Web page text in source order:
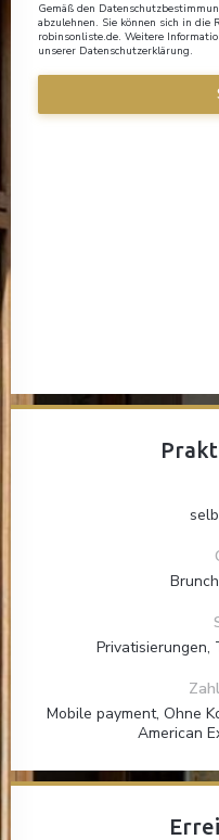
Gemäß den
abzulehnen. Sie können sich in die
robinsonliste.de. Weitere
unserer Datenschutzerklärung.
Privatisierungen,
Mobile payment, Ohne
American